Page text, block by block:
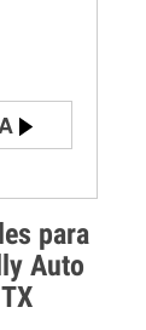
para
Auto